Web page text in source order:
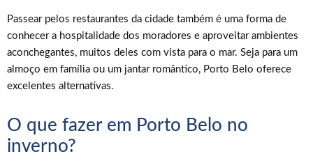
Passear pelos restaurantes da cidade também é uma forma de
conhecer a hospitalidade dos moradores e aproveitar ambientes
aconchegantes, muitos deles com vista para o mar. Seja para um
almoço em família ou um jantar romântico, Porto Belo oferece
excelentes alternativas.
O que fazer em Porto Belo no
inverno?